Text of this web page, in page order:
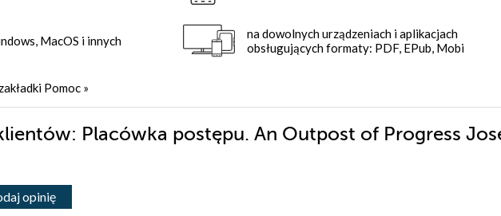
MacOS i innych
na dowolnych urządzeniach i aplikacjach
obsługujących formaty: PDF, EPub, Mobi
Pomoc »
Placówka postępu. An Outpost of Progress
opinię